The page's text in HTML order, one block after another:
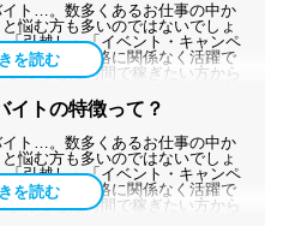
ト…。数多くあるお仕事の中か
悩む方も多いのではないでしょ
「引越し」「イベント・キャンペ
、経験・資格に関係なく活躍で
さくっと短時間で稼ぎたい方から
な働き方が実現可能です。 もち
ップして活躍したいと考える女
んありますよ。「Wワークとし
など、ライフスタイルにあった
かもしれません。あなたらしく
事見つけませんか？
イトの特徴って？
ト…。数多くあるお仕事の中か
悩む方も多いのではないでしょ
「引越し」「イベント・キャンペ
、経験・資格に関係なく活躍で
さくっと短時間で稼ぎたい方から